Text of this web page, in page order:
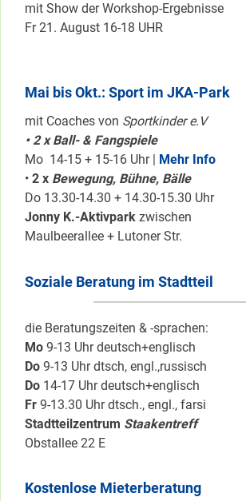
mit Show der Workshop-Ergebnisse
Fr 21. August 16-18 UHR
Mai bis Okt.: Sport im JKA-Park
mit Coaches von Sportkinder e.V
• 2 x Ball- & Fangspiele
Mo 14-15 + 15-16 Uhr | Mehr Info
• 2 x Bewegung, Bühne, Bälle
Do 13.30-14.30 + 14.30-15.30 Uhr
Jonny K.-Aktivpark zwischen
Maulbeerallee + Lutoner Str.
Soziale Beratung im Stadtteil
die Beratungszeiten & -sprachen:
Mo 9-13 Uhr deutsch+englisch
Do 9-13 Uhr dtsch, engl.,russisch
Do 14-17 Uhr deutsch+englisch
Fr 9-13.30 Uhr dtsch., engl., farsi
Stadtteilzentrum Staakentreff
Obstallee 22 E
Kostenlose Mieterberatung